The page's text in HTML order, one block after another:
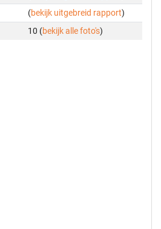
(bekijk uitgebreid rapport)
10 (bekijk alle foto's)